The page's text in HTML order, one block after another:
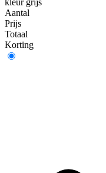
Aantal
Prijs
Totaal
Korting